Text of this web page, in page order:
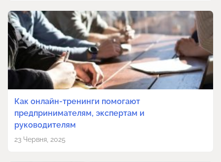
Как онлайн-тренинги помогают
предпринимателям, экспертам и
руководителям
23 Червня, 2025